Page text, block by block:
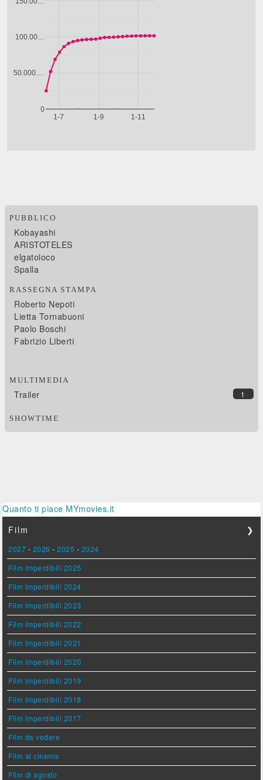
PUBBLICO
Kobayashi
ARISTOTELES
elgatoloco
Spalla
RASSEGNA STAMPA
Roberto Nepoti
Lietta Tornabuoni
Paolo Boschi
Fabrizio Liberti
MULTIMEDIA
1
Trailer
SHOWTIME
Quanto ti piace MYmovies.it
Film
❯
2027 - 2026 -2025 - 2024
Film imperdibili 2025
Film imperdibili 2024
Film imperdibili 2023
Film imperdibili 2022
Film imperdibili 2021
Film imperdibili 2020
Film imperdibili 2019
Film imperdibili 2018
Film imperdibili 2017
Film da vedere
Film al cinema
Film di agosto